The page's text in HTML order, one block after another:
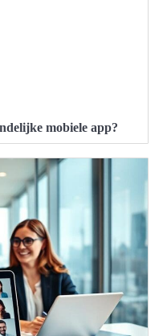
mobiele app?